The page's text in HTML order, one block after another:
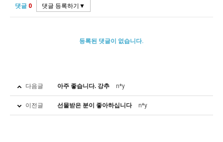
댓글 0
등록된 댓글이 없습니다.
다음글 아주 좋습니다. 강추 n*y
이전글 선물받은 분이 좋아하십니다 n*y